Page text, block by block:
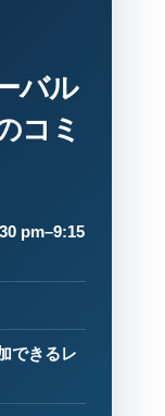
バル
コミ
pm–9:15
できるレ